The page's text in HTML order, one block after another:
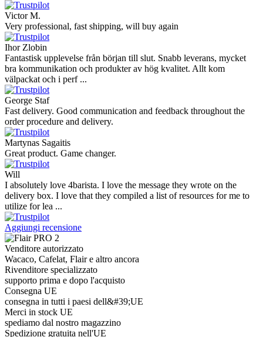
Victor M.
Very professional, fast shipping, will buy again
Ihor Zlobin
Fantastisk upplevelse från början till slut. Snabb leverans, mycket
bra kommunikation och produkter av hög kvalitet. Allt kom
välpackat och i perf ...
George Staf
Fast delivery. Good communication and feedback throughout the
order procedure and delivery.
Martynas Sagaitis
Great product. Game changer.
Will
I absolutely love 4barista. I love the message they wrote on the
delivery box. I love that they compiled a list of resources for me to
utilize for lea ...
Aggiungi recensione
Venditore autorizzato
Wacaco, Cafelat, Flair e altro ancora
Rivenditore specializzato
supporto prima e dopo l'acquisto
Consegna UE
consegna in tutti i paesi dell&#39;UE
Merci in stock UE
spediamo dal nostro magazzino
Spedizione gratuita nell'UE